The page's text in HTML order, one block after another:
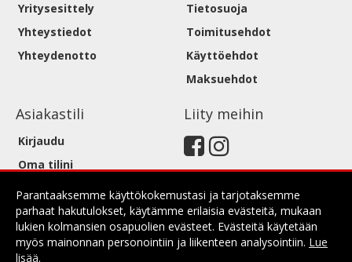
Parantaaksemme käyttökokemustasi ja tarjotaksemme
parhaat hakutulokset, käytämme erilaisia evästeitä, mukaan
lukien kolmansien osapuolien evästeet. Evästeitä käytetään
myös mainonnan personointiin ja liikenteen analysointiin. Lue
lisää.
Yritysesittely
Yhteystiedot
Yhteydenotto
Tietosuoja
Toimitusehdot
Käyttöehdot
Maksuehdot
Asiakastili
Kirjaudu
Oma tilini
Liity meihin